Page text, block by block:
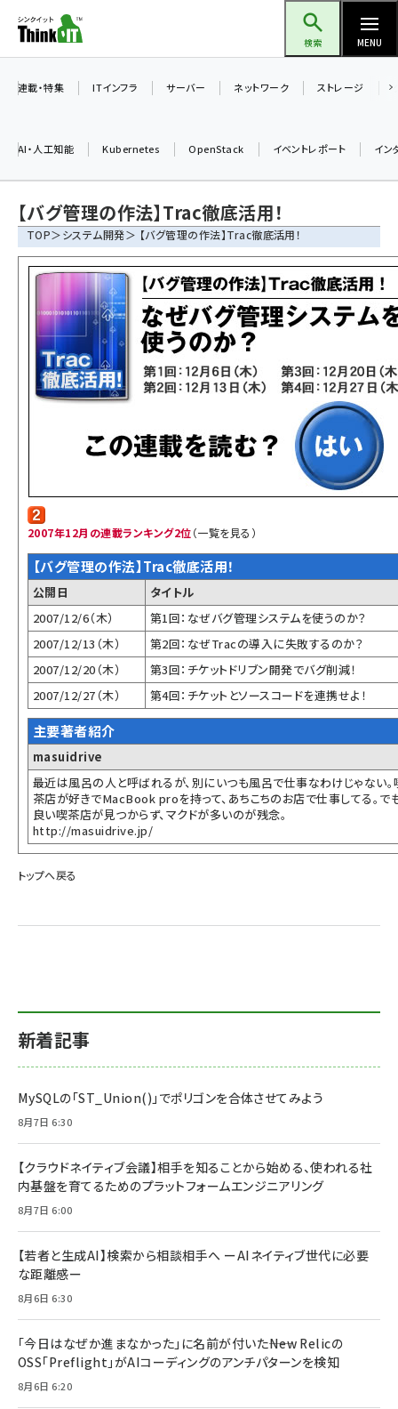
ン
ツ
検索 MENU
ai (2504)
加藤銘のチーム貢献～仲間と築いた勝利の絆～ (2325)
iot女子会 (2290)
北海道をのんびり旅する晴山佳須夫のヒント集！ (2047)
drupal (1963)
genai (1492)
abc123 (1367)
ai crunch (1363)
連載・特集 ITインフラ サーバー ネットワーク ストレージ
AI・人工知能 Kubernetes OpenStack イベントレポート イン
【バグ管理の作法】Trac徹底活用！
TOP＞システム開発＞ 【バグ管理の作法】Trac徹底活用！
2007年12月の連載ランキング2位（一覧を見る ）
【バグ管理の作法】Trac徹底活用！
公開日
タイトル
2007/12/6（木）
第1回：なぜバグ管理システムを使うのか？
2007/12/13（木）
第2回：なぜTracの導入に失敗するのか？
2007/12/20（木）
第3回：チケットドリブン開発でバグ削減！
2007/12/27（木）
第4回：チケットとソースコードを連携せよ！
主要著者紹介
masuidrive
最近は風呂の人と呼ばれるが、別にいつも風呂で仕事なわけじゃない。
茶店が好きでMacBook proを持って、あちこちのお店で仕事してる。で
良い喫茶店が見つからず、マクドが多いのが残念。
http://masuidrive.jp/
トップへ戻る
新着記事
MySQLの「ST_Union()」でポリゴンを合体させてみよう
8月7日 6:30
【クラウドネイティブ会議】相手を知ることから始める、使われる社
内基盤を育てるためのプラットフォームエンジニアリング
8月7日 6:00
【若者と生成AI】検索から相談相手へ ーAIネイティブ世代に必要
な距離感ー
8月6日 6:30
「今日はなぜか進まなかった」に名前が付いた――New Relicの
OSS「Preflight」がAIコーディングのアンチパターンを検知
8月6日 6:20